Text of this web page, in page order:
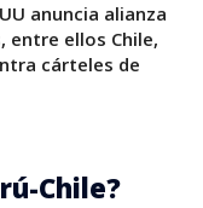
anuncia alianza
entre ellos Chile,
cárteles de
Chile?